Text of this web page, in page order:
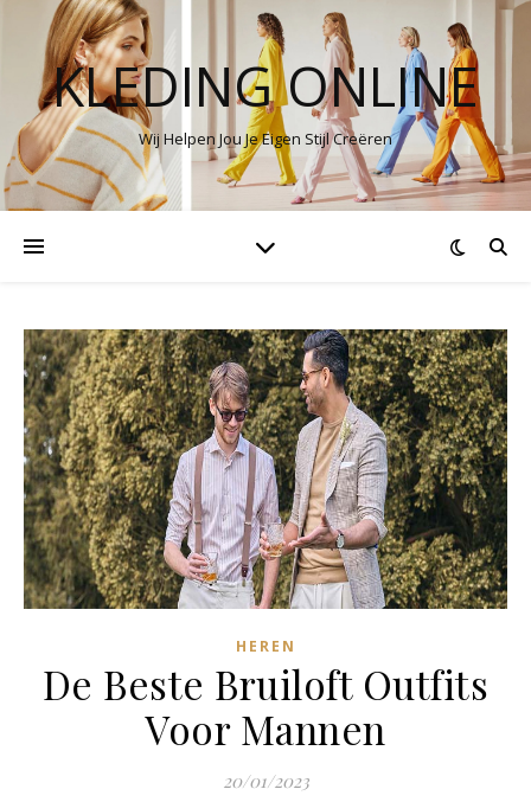
KLEDING ONLINE
Wij Helpen Jou Je Eigen Stijl Creëren
HEREN
De Beste Bruiloft Outfits
Voor Mannen
20/01/2023